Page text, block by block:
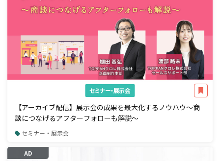
セミナー・展示会
【アーカイブ配信】展示会の成果を最大化するノウハウ～商
談につなげるアフターフォローも解説～
セミナー・展示会
AD